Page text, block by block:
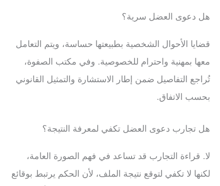
هل دعوى العضل سرية؟
قضايا الأحوال الشخصية بطبيعتها حساسة، ويتم التعامل
معها بمهنية واحترام للخصوصية. وفي مكتب الصفوة،
تُراجع التفاصيل ضمن إطار الاستشارة والتمثيل القانوني
بحسب الاتفاق.
هل تجارب دعوى العضل تكفي لمعرفة النتيجة؟
لا. قراءة التجارب قد تساعد في فهم الصورة العامة،
لكنها لا تكفي لتوقع نتيجة الملف، لأن الحكم يرتبط بوقائع